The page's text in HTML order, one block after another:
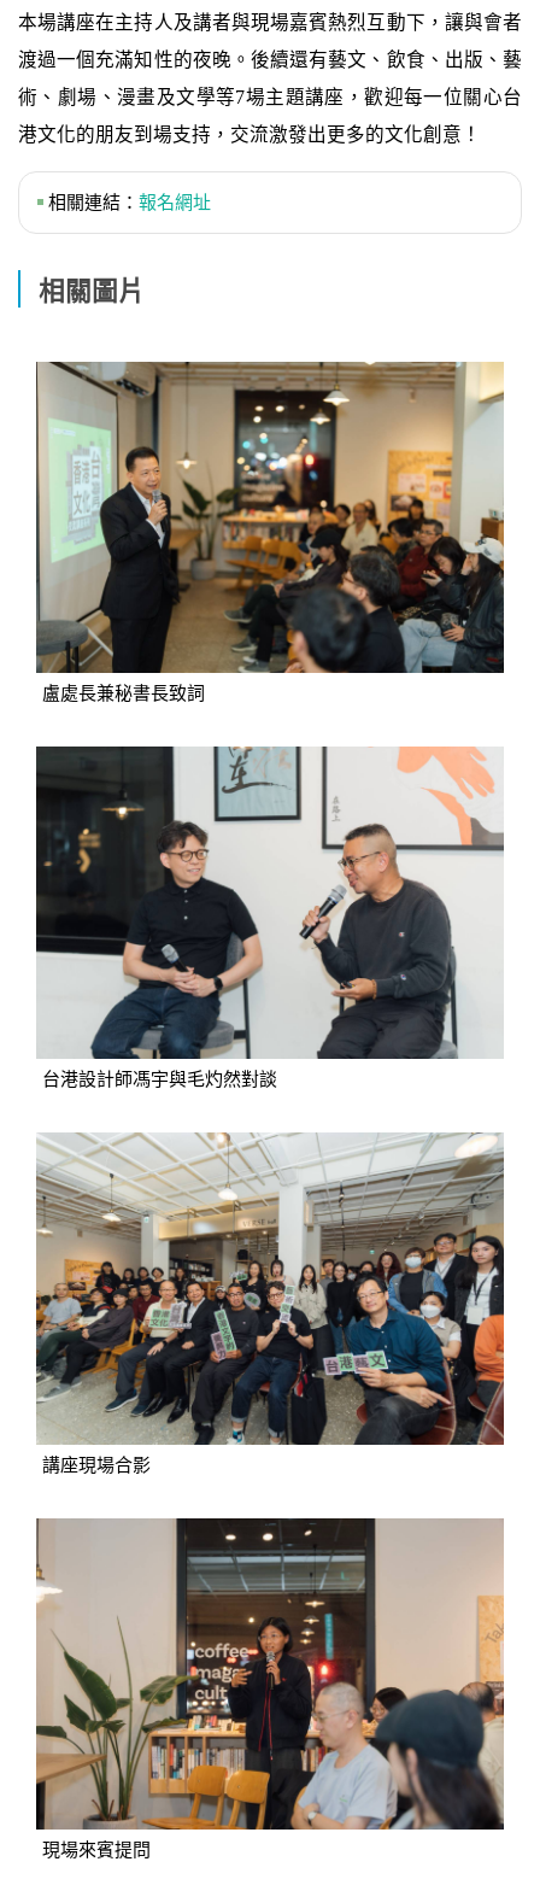
本場講座在主持人及講者與現場嘉賓熱烈互動下，讓與會者
渡過一個充滿知性的夜晚。後續還有藝文、飲食、出版、藝
術、劇場、漫畫及文學等7場主題講座，歡迎每一位關心台
港文化的朋友到場支持，交流激發出更多的文化創意！
相關連結： 報名網址
相關圖片
盧處長兼秘書長致詞
台港設計師馮宇與毛灼然對談
講座現場合影
現場來賓提問